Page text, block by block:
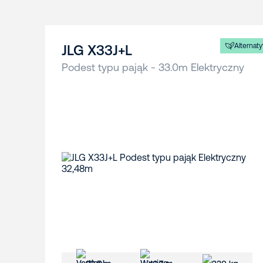
JLG X33J+L
Podest typu pająk - 33.0m Elektryczny